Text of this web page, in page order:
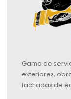
Gama de
exteriores,
fachadas de